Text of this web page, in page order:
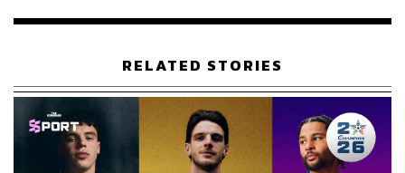
คว้ารางวัลดาวซัลโวประจำรายการมาครอง
หลังจากนั้นฮาเมสได้ย้ายไปเล่นให้กับเรอัล มาดริด ภายใต้
การคุมทัพของ ซีเนดีน ซีดาน ในราคา 75 ล้านยูโร แต่ทว่า
เจ้าตัวกลับไม่ได้รับโอกาสมากนักในถิ่นซานติอาโก เบร์นา
เบว และถูกปล่อยตัวให้บาเยิร์น มิวนิก ยืมตัวใช้งานเป็นเวลา
2 ฤดูกาล ก่อนจะกลับมาสู่ทีมอีกครั้งในฤดูกาลล่าสุด แต่ก็ยัง
RELATED STORIES